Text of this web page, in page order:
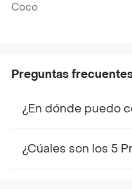
Coco
Preguntas
¿En dónde puedo
¿Cúales son los 5